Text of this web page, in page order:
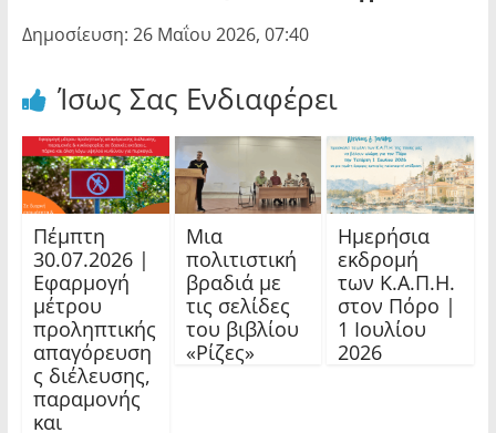
Δημοσίευση: 26 Μαΐου 2026, 07:40
Ίσως Σας Ενδιαφέρει
Πέμπτη
30.07.2026 |
Εφαρμογή
μέτρου
προληπτικής
απαγόρευση
ς διέλευσης,
παραμονής
και
Μια
πολιτιστική
βραδιά με
τις σελίδες
του βιβλίου
«Ρίζες»
Ημερήσια
εκδρομή
των Κ.Α.Π.Η.
στον Πόρο |
1 Ιουλίου
2026